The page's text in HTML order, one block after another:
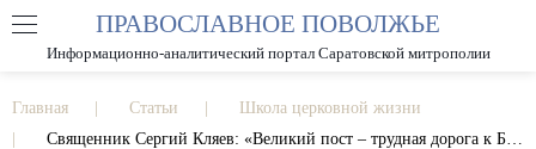
РАЗМЕР ШРИФТА А А
ПРАВОСЛАВНОЕ ПОВОЛЖЬЕ
Информационно-аналитический портал Саратовской митрополии
Главная Статьи
Школа церковной жизни
Священник Сергий Кляев: «Великий пост – трудная дорога к Богу, но иного пути нет»